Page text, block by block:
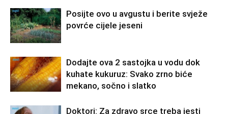
Posijte ovo u avgustu i berite svježe
povrće cijele jeseni
Dodajte ova 2 sastojka u vodu dok
kuhate kukuruz: Svako zrno biće
mekano, sočno i slatko
Doktori: Za zdravo srce treba jesti